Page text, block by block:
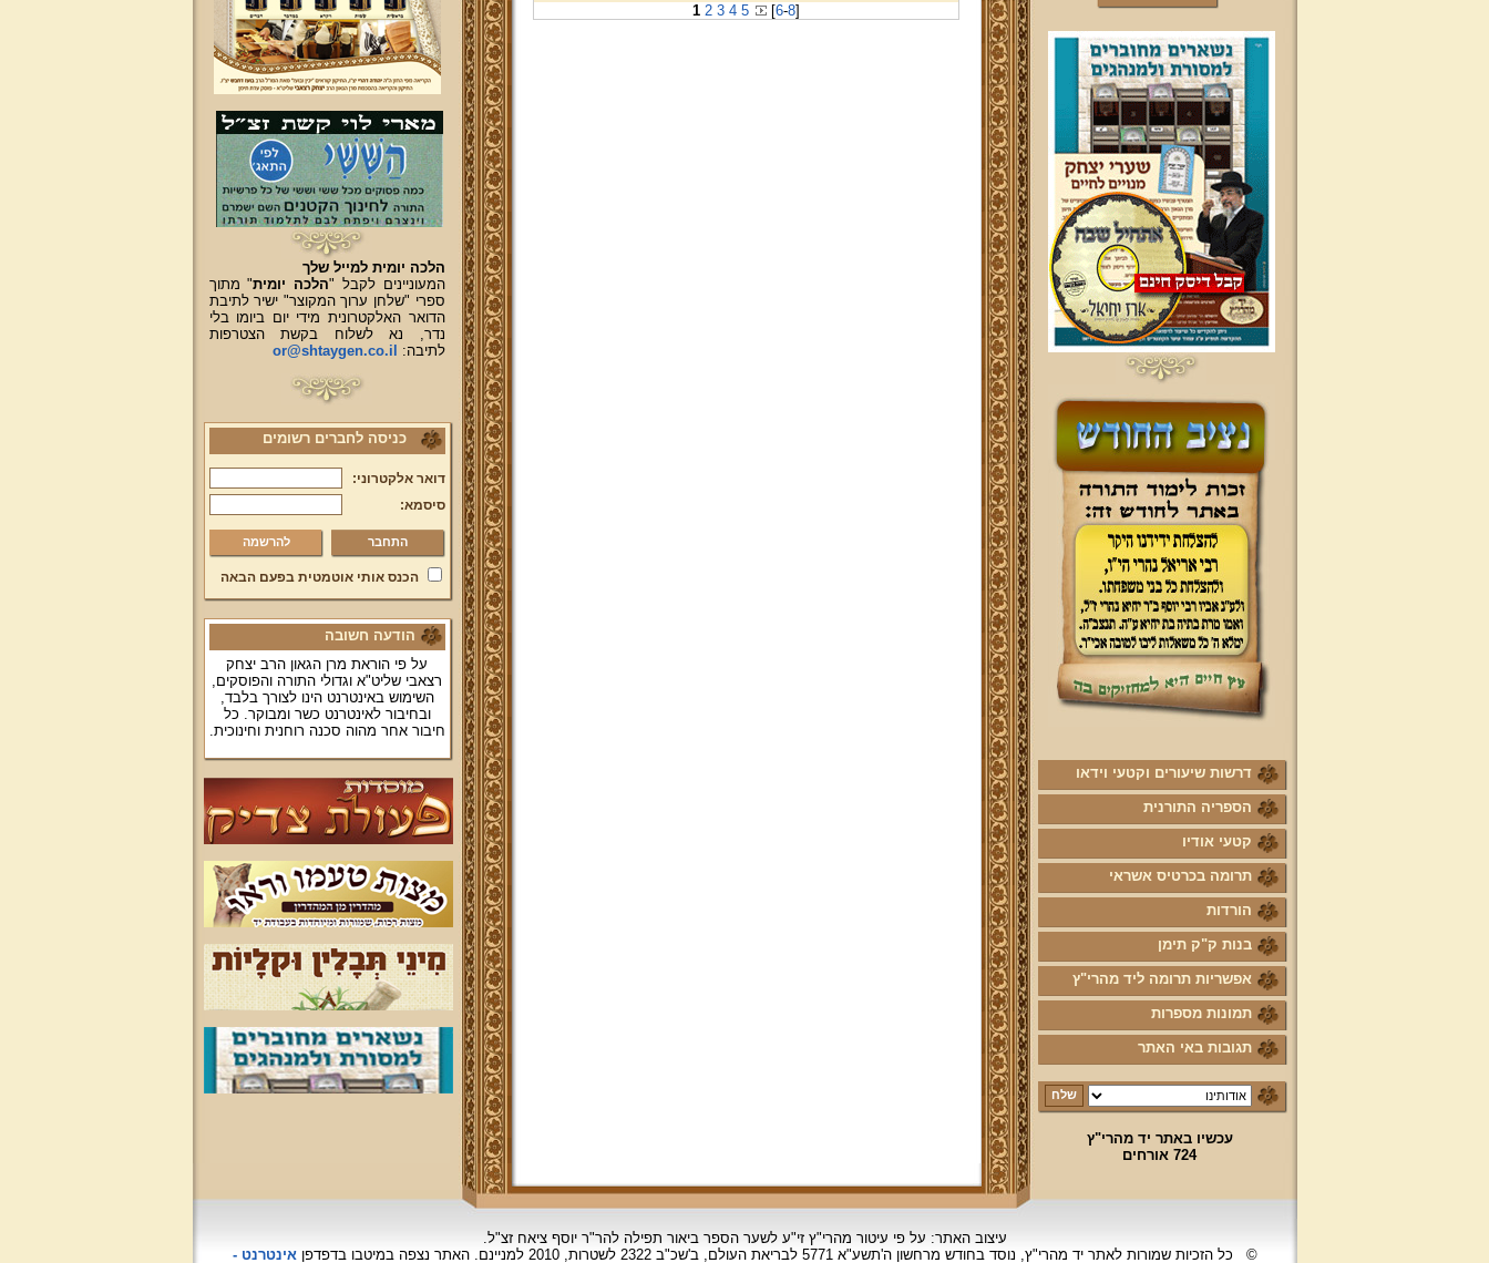
דרשות שיעורים וקטעי וידאו
הספריה התורנית
קטעי אודיו
תרומה בכרטיס אשראי
הורדות
בנות ק"ק תימן
אפשריות תרומה ליד מהרי"ץ
תמונות מספרות
תגובות באי האתר
עכשיו באתר יד מהרי"ץ
724 אורחים
1 2 3 4 5 [6-8]
הלכה יומית למייל שלך
המעוניינים לקבל "הלכה יומית" מתוך
ספרי "שלחן ערוך המקוצר" ישיר לתיבת
הדואר האלקטרונית מידי יום ביומו בלי
נדר, נא לשלוח בקשת הצטרפות
לתיבה:
or@shtaygen.co.il
כניסה לחברים רשומים
דואר אלקטרוני:
סיסמא:
להרשמה
הכנס אותי אוטמטית בפעם הבאה
הודעה חשובה
על פי הוראת מרן הגאון הרב יצחק
רצאבי שליט"א וגדולי התורה והפוסקים,
השימוש באינטרנט הינו לצורך בלבד,
ובחיבור לאינטרנט כשר ומבוקר. כל
חיבור אחר מהוה סכנה רוחנית וחינוכית.
עיצוב האתר: על פי עיטור מהרי"ץ זי"ע לשער הספר ביאור תפילה להר"ר יוסף ציאח זצ"ל.
©
כל הזכיות שמורות לאתר יד מהרי"ץ, נוסד בחודש מרחשוןה'תשע"א 5771 לבריאת העולם, ב'שכ"ב 2322 לשטרות, 2010 למניינם. האתר נצפהבמיטבו בדפדפןאינטרנט -